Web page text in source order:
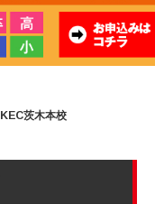
KEC茨木本校